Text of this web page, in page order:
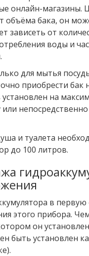
онлайн-магазины.
объёма бака, он
зависеть от
воды и
для мытья
приобрести бак
на
или
и туалета
до 100 литров.
в
этого прибора.
он
быть установлен